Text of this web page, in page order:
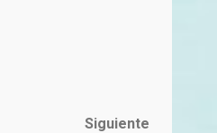
Siguiente